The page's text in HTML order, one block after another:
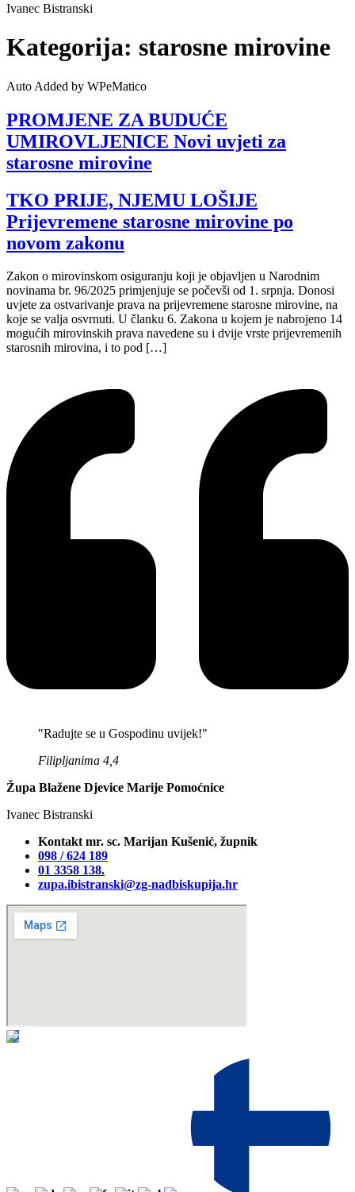
Ivanec Bistranski
Kategorija: starosne mirovine
Auto Added by WPeMatico
PROMJENE ZA BUDUĆE
UMIROVLJENICE Novi uvjeti za
starosne mirovine
TKO PRIJE, NJEMU LOŠIJE
Prijevremene starosne mirovine po
novom zakonu
Zakon o mirovinskom osiguranju koji je objavljen u Narodnim
novinama br. 96/2025 primjenjuje se počevši od 1. srpnja. Donosi
uvjete za ostvarivanje prava na prijevremene starosne mirovine, na
koje se valja osvrnuti. U članku 6. Zakona u kojem je nabrojeno 14
mogućih mirovinskih prava navedene su i dvije vrste prijevremenih
starosnih mirovina, i to pod […]
"Radujte se u Gospodinu uvijek!"
Filipljanima 4,4
Župa Blažene Djevice Marije Pomoćnice
Ivanec Bistranski
Kontakt mr. sc. Marijan Kušenić, župnik
098 / 624 189
01 3358 138‬.
zupa.ibistranski@zg-nadbiskupija.hr